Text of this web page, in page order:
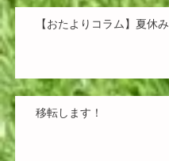
【おたよりコラム】夏休み
移転します！